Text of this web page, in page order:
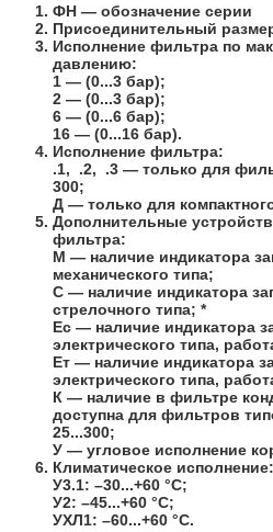
ФН — обозначение серии
Присоединительный
Исполнение фильтра по
давлению:
1 — (0...3 бар);
2 — (0...3 бар);
6 — (0...6 бар);
16 — (0...16 бар).
Исполнение фильтра:
.1, .2, .3 — только для
300;
Д — только для
Дополнительные
фильтра:
М — наличие индикатора
механического типа;
С — наличие индикатора
стрелочного типа; *
Ес — наличие индикатора
электрического типа,
Ет — наличие индикатора
электрического типа,
К — наличие в фильтре
доступна для фильтров
25...300;
У — угловое исполнение
Климатическое исполнение:
У3.1: –30...+60 °С;
У2: –45...+60 °С;
УХЛ1: –60...+60 °С.